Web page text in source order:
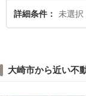
詳細条件 未選択
大崎市から近い不